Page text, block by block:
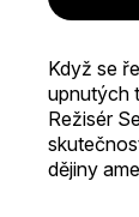
Když se
upnutých
Režisér
dějiny